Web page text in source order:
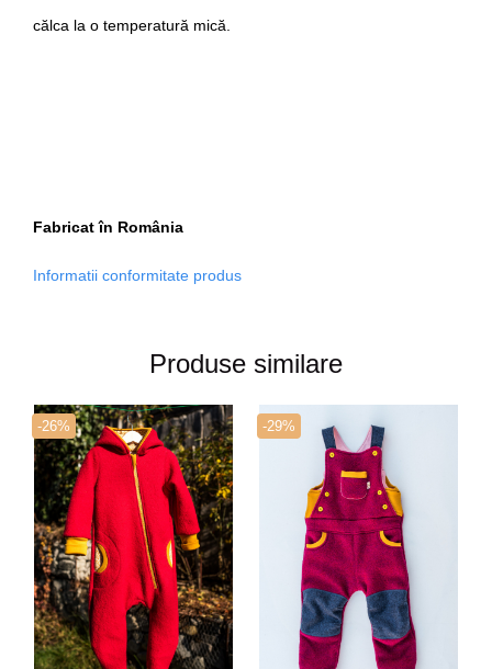
călca la o temperatură mică.
Fabricat în România
Informatii conformitate produs
Produse similare
-26% -29%